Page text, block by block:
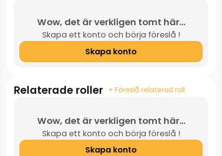
Wow, det är verkligen tomt här...
Skapa ett konto och börja föreslå !
Skapa konto
Relaterade roller + Föreslå relaterad roll
Wow, det är verkligen tomt här...
Skapa ett konto och börja föreslå !
Skapa konto